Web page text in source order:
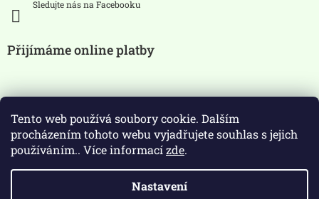
Tento web používá soubory cookie. Dalším
procházením tohoto webu vyjadřujete souhlas s jejich
používáním.. Více informacízde.
Nastavení
Sledujte nás na Facebooku
Přijímáme online platby
Zákaz prodeje alkoholických
nápojů osobám mladších 18 let.